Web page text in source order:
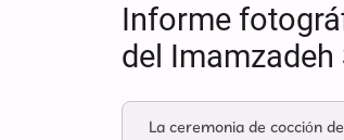
Informe
del Imamzadeh
La ceremonia de cocción